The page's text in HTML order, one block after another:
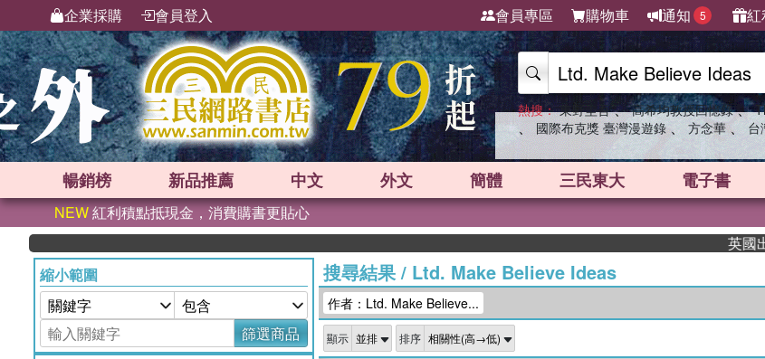
企業採購 會員登入 會員專區 購物車 通知 5 紅
熱搜： 東野圭吾 、 高希均教授回憶錄 、
、 國際布克獎 臺灣漫遊錄 、 方念華 、 台
暢銷榜 新品推薦 中文 外文 簡體 三民東大 電子書
NEW紅利積點抵現金，消費購書更貼心
英國出版界指
縮小範圍
篩選商品
搜尋結果/ Ltd. Make Believe Ideas
作者：Ltd. Make Believe...
顯示 排序